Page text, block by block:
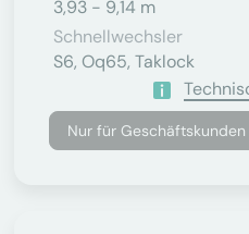
3,93 - 9,14 m
Schnellwechsler
S6, Oq65, Taklock
Nur für Geschäftskunden